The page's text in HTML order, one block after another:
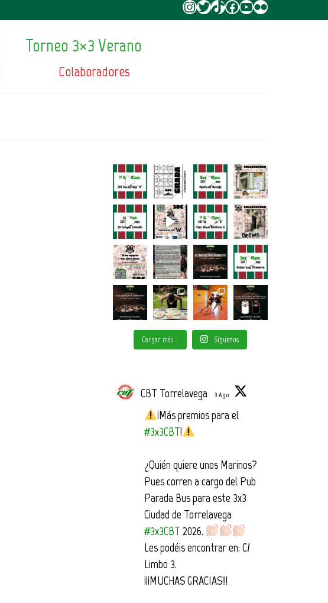
Instagram
Twitter
TikTokFacebook
YouTube
Flickr
Torneo 3×3 Verano
Colaboradores
Cargar más... Síguenos
CBT Torrelavega 3 Ago
¡Más premios para el
#3x3CBT!
¿Quién quiere unos Marinos?
Pues corren a cargo del Pub
Parada Bus para este 3x3
Ciudad de Torrelavega
#3x3CBT 2026.
Les podéis encontrar en: C/
Limbo 3.
¡¡¡MUCHAS GRACIAS!!!